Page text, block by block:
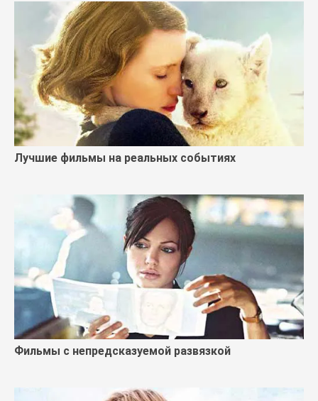
Лучшие фильмы на реальных событиях
Фильмы с непредсказуемой развязкой